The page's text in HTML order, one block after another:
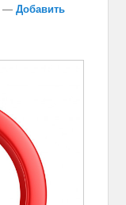
—Добавить